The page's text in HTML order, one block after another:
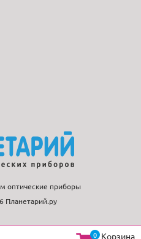
оптические приборы
0 Корзина